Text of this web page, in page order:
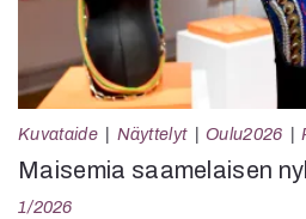
Kuvataide Näyttelyt Oulu2026
Maisemia saamelaisen
1/2026